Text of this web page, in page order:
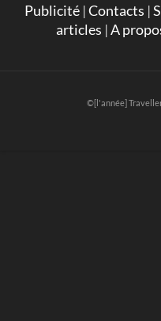
Publicité|Contacts |
articles |A
©[l'année]